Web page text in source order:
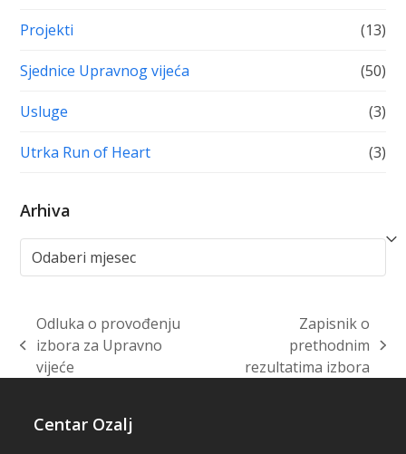
Projekti (13)
Sjednice Upravnog vijeća (50)
Usluge (3)
Utrka Run of Heart (3)
Arhiva
Arhiva
previous
post:
Odluka o provođenju
izbora za Upravno
vijeće
post:
Zapisnik o
prethodnim
rezultatima izbora
Centar Ozalj